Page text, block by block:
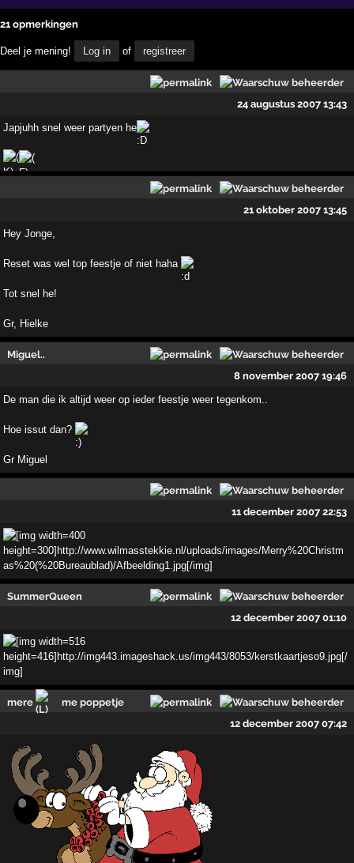
21 opmerkingen
Deel je mening! Log in of registreer
24 augustus 2007 13:43
Japjuhh snel weer partyen he
21 oktober 2007 13:45
Hey Jonge,
Reset was wel top feestje of niet haha
Tot snel he!
Gr, Hielke
Miguel..
8 november 2007 19:46
De man die ik altijd weer op ieder feestje weer tegenkom..
Hoe issut dan?
Gr Miguel
11 december 2007 22:53
SummerQueen
12 december 2007 01:10
mere
me poppetje
12 december 2007 07:42